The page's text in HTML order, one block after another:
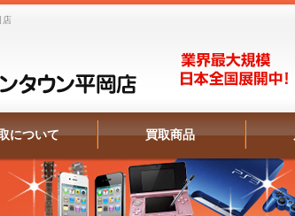
店
について 買取商品